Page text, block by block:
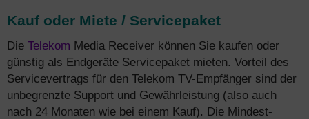
Kauf oder Miete / Servicepaket
Die Telekom Media Receiver können Sie kaufen oder
günstig als Endgeräte Servicepaket mieten. Vorteil des
Servicevertrags für den Telekom TV-Empfänger sind der
unbegrenzte Support und Gewährleistung (also auch
nach 24 Monaten wie bei einem Kauf). Die Mindest-